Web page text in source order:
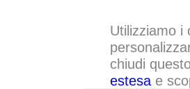
Utilizziamo i
chiudi
estesae